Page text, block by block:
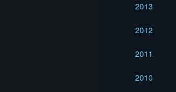
2013
2012
2011
2010